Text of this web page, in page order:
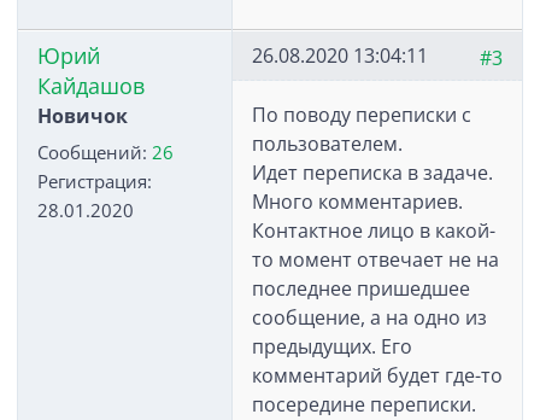
Юрий
Кайдашов
Новичок
Сообщений: 26
Регистрация:
28.01.2020
#3
26.08.2020 13:04:11
По поводу переписки с
пользователем.
Идет переписка в задаче.
Много комментариев.
Контактное лицо в какой-
то момент отвечает не на
последнее пришедшее
сообщение, а на одно из
предыдущих. Его
комментарий будет где-то
посередине переписки.